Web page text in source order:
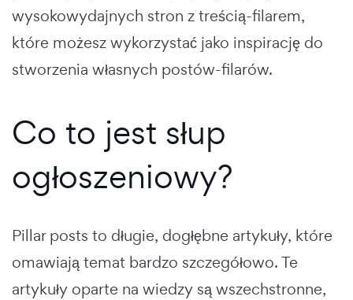
wysokowydajnych stron z treścią-filarem,
które możesz wykorzystać jako inspirację do
stworzenia własnych postów-filarów.
Co to jest słup
ogłoszeniowy?
Pillar posts to długie, dogłębne artykuły, które
omawiają temat bardzo szczegółowo. Te
artykuły oparte na wiedzy są wszechstronne,